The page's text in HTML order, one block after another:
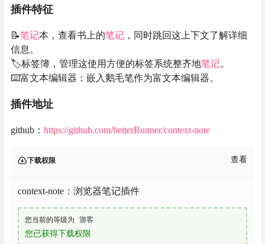
插件特征
📝笔记本，查看书上的笔记 ，同时跳回这上下文了解详细
信息。
🏷️标签簿，管理这使用方便的标签系统整齐地笔记。
⌨️富文本编辑器：嵌入鹅毛笔作为富文本编辑器。
插件地址
github： https://github.com/betterRunner/context-note
下载权限 查看
context-note：浏览器笔记插件
您当前的等级为 游客
您已获得下载权限